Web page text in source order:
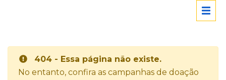
404 - Essa página não existe.
No entanto, confira as campanhas de doação